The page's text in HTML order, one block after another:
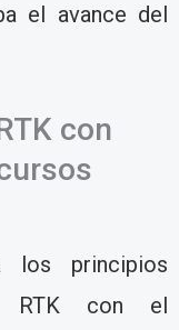
el avance del
con
los principios
RTK con el